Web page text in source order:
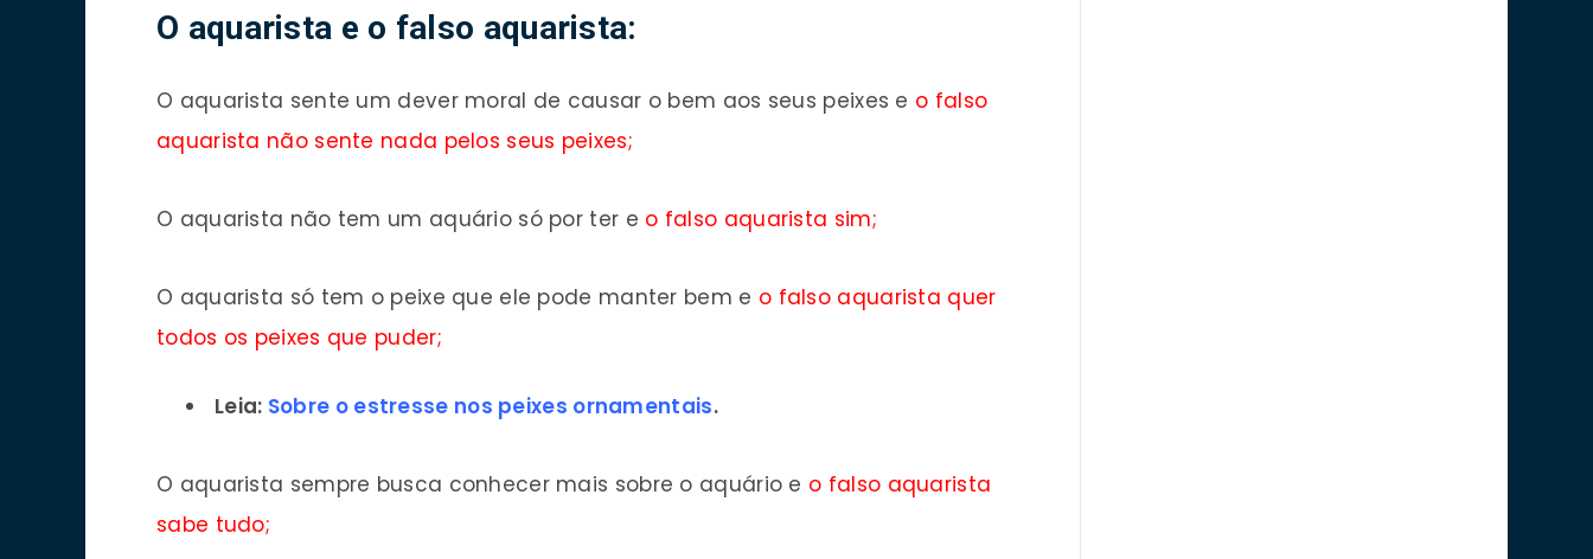
O aquarista e o falso aquarista:
O aquarista sente um dever moral de causar o bem aos seus peixes e o falso
aquarista não sente nada pelos seus peixes;
O aquarista não tem um aquário só por ter e o falso aquarista sim;
O aquarista só tem o peixe que ele pode manter bem e o falso aquarista quer
todos os peixes que puder;
Leia: Sobre o estresse nos peixes ornamentais.
O aquarista sempre busca conhecer mais sobre o aquário e o falso aquarista
sabe tudo;